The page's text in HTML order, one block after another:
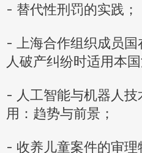
- 替代性刑罚的实践；
- 上海合作组织成员
人破产纠纷时适用本
- 人工智能与机器人
用：趋势与前景；
- 收养儿童案件的审理